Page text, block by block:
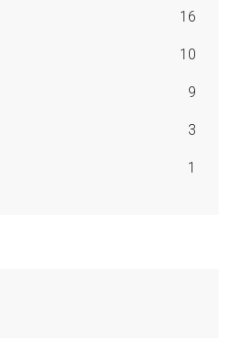
16
10
9
3
1